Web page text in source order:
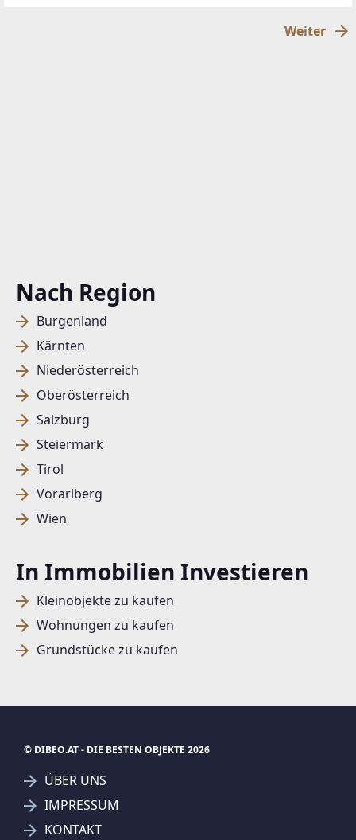
Nach Region
Burgenland
Kärnten
Niederösterreich
Oberösterreich
Salzburg
Steiermark
Tirol
Vorarlberg
Wien
In Immobilien Investieren
Kleinobjekte zu kaufen
Wohnungen zu kaufen
Grundstücke zu kaufen
Weiter
© DIBEO.AT - DIE BESTEN OBJEKTE 2026
ÜBER UNS
IMPRESSUM
KONTAKT